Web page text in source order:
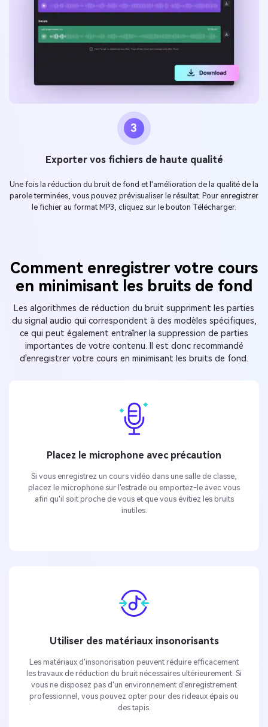
3
Exporter vos fichiers de haute qualité
Une fois la réduction du bruit de fond et l'amélioration de la qualité de la
parole terminées, vous pouvez prévisualiser le résultat. Pour enregistrer
le fichier au format MP3, cliquez sur le bouton Télécharger.
Comment enregistrer votre cours
en minimisant les bruits de fond
Les algorithmes de réduction du bruit suppriment les parties
du signal audio qui correspondent à des modèles spécifiques,
ce qui peut également entraîner la suppression de parties
importantes de votre contenu. Il est donc recommandé
d'enregistrer votre cours en minimisant les bruits de fond.
Placez le microphone avec précaution
Si vous enregistrez un cours vidéo dans une salle de classe,
placez le microphone sur l'estrade ou emportez-le avec vous
afin qu'il soit proche de vous et que vous évitiez les bruits
inutiles.
Utiliser des matériaux insonorisants
Les matériaux d'insonorisation peuvent réduire efficacement
les travaux de réduction du bruit nécessaires ultérieurement. Si
vous ne disposez pas d'un environnement d'enregistrement
professionnel, vous pouvez opter pour des rideaux épais ou
des tapis.